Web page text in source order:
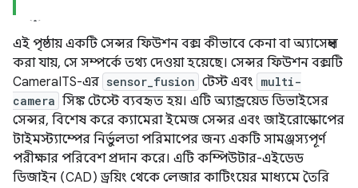
এই পৃষ্ঠায় একটি সেন্সর ফিউশন বক্স কীভাবে কেনা বা অ্যাসেম্বল
করা যায়, সে সম্পর্কে তথ্য দেওয়া হয়েছে। সেন্সর ফিউশন বক্সটি
CameraITS-এর sensor_fusion টেস্ট এবং multi-
camera সিঙ্ক টেস্টে ব্যবহৃত হয়। এটি অ্যান্ড্রয়েড ডিভাইসের
সেন্সর, বিশেষ করে ক্যামেরা ইমেজ সেন্সর এবং জাইরোস্কোপের
টাইমস্ট্যাম্পের নির্ভুলতা পরিমাপের জন্য একটি সামঞ্জস্যপূর্ণ
পরীক্ষার পরিবেশ প্রদান করে। এটি কম্পিউটার-এইডেড
ডিজাইন (CAD) ড্রয়িং থেকে লেজার কাটিংয়ের মাধ্যমে তৈরি